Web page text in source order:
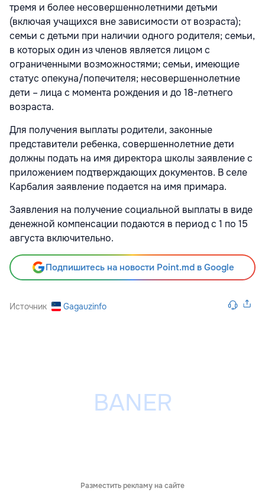
тремя и более несовершеннолетними детьми
(включая учащихся вне зависимости от возраста);
семьи с детьми при наличии одного родителя; семьи,
в которых один из членов является лицом с
ограниченными возможностями; семьи, имеющие
статус опекуна/попечителя; несовершеннолетние
дети – лица с момента рождения и до 18-летнего
возраста.
Для получения выплаты родители, законные
представители ребенка, совершеннолетние дети
должны подать на имя директора школы заявление с
приложением подтверждающих документов. В селе
Карбалия заявление подается на имя примара.
Заявления на получение социальной выплаты в виде
денежной компенсации подаются в период с 1 по 15
августа включительно.
Подпишитесь на новости Point.md в Google
Источник Gagauzinfo
Разместить рекламу на сайте